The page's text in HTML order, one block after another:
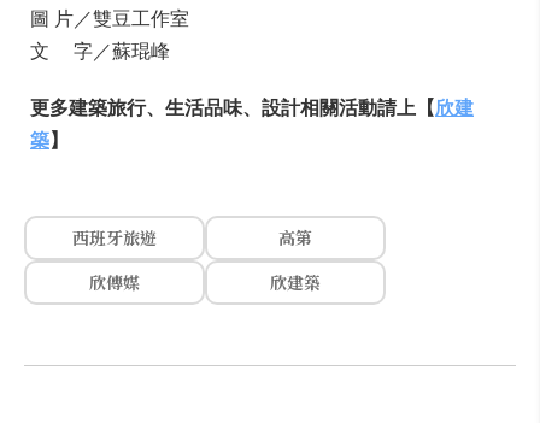
圖 片／雙豆工作室
文 字／蘇琨峰
更多建築旅行、生活品味、設計相關活動請上【欣建
築】
西班牙旅遊
高第
欣傳媒
欣建築